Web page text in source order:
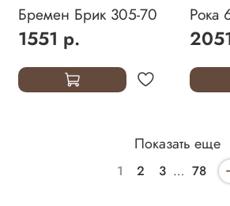
Бремен Брик 305-70
1551 р.
Рока
Показать еще
1 2 3 … 78